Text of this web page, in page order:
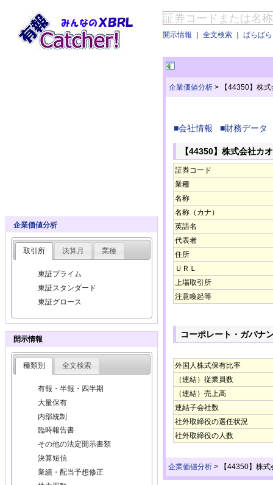
開示情報 ｜ 全文検索 ｜ ぱらぱ
企業価値分析 > 【44350】株
■会社情報 ■財務データ
【44350】株式会社カ
証券コード
業種
名称
名称（カナ）
英語名
代表者
住所
ＵＲＬ
上場取引所
注意喚起等
コーポレート・ガバナ
外国人株式保有比率
（連結）従業員数
（連結）売上高
連結子会社数
社外取締役の選任状況
社外取締役の人数
企業価値分析 > 【44350】株
企業価値分析
取引所 決算月 業種
東証プライム
東証スタンダード
東証グロース
開示情報
種類別 全文検索
有報・半報・四半期
大量保有
内部統制
臨時報告書
その他の法定開示書類
決算短信
業績・配当予想修正